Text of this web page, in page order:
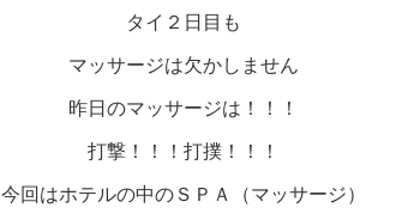
タイ２日目も
マッサージは欠かしません
昨日のマッサージは！！！
打撃！！！打撲！！！
今回はホテルの中のＳＰＡ（マッサージ）